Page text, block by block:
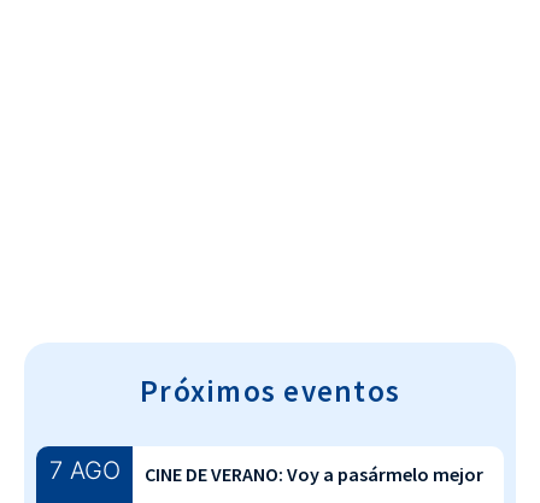
Próximos eventos
7 AGO CINE DE VERANO: Voy a pasármelo mejor